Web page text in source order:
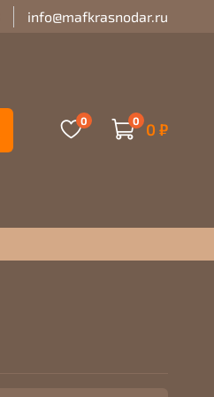
info@mafkrasnodar.ru
0 0 0 ₽